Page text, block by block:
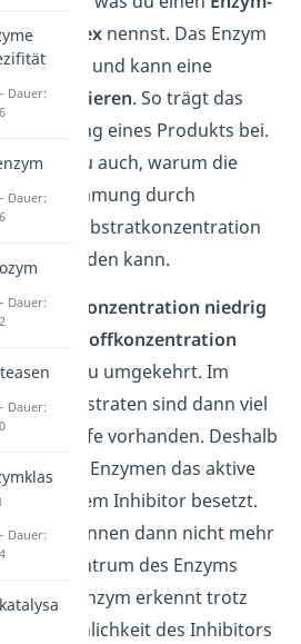
Komplexnennst. Das Enzym
aktiviert und kann eine
katalysieren. So trägt das
zur Bildung eines Produkts bei.
du auch, warum die
Hemmung durch
der Substratkonzentration
werden kann.
Substratkonzentration niedrig
Hemmstoffkonzentration
es genau umgekehrt. Im
zu Substraten sind dann viel
vorhanden. Deshalb
Enzymen das aktive
mit einem Inhibitor besetzt.
können dann nicht mehr
aktive Zentrum des Enzyms
Das Enzym erkennt trotz
Ähnlichkeit des Inhibitors
Dauer:
Dauer:
Dauer:
Dauer:
Dauer: